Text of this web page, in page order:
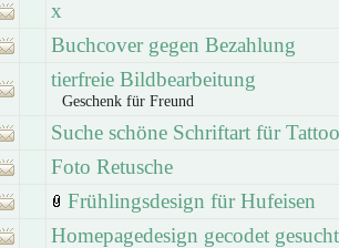
x
Buchcover gegen Bezahlung
tierfreie Bildbearbeitung
Geschenk für Freund
Suche schöne Schriftart für Tattoo
Foto Retusche
Frühlingsdesign für Hufeisen
Homepagedesign gecodet gesucht